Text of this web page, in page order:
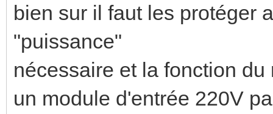
bien sur il faut les protéger
"puissance"
nécessaire et la fonction du
un module d'entrée 220V